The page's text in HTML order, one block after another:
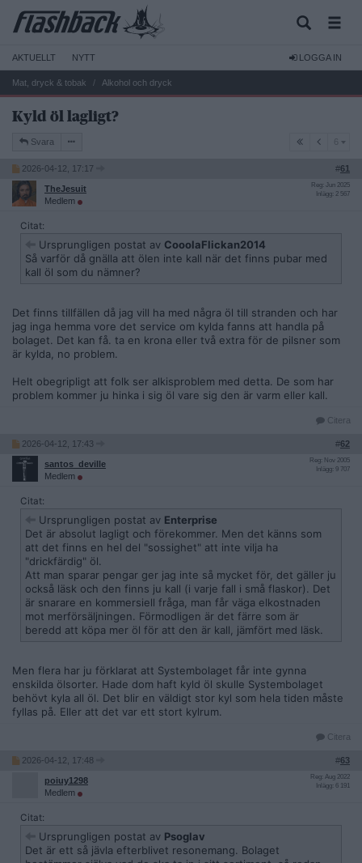
AKTUELLT NYTT LOGGA IN
Mat, dryck & tobak Alkohol och dryck
Kyld öl lagligt?
Svara
2026-04-12, 17:17 #61
TheJesuit
Medlem
Reg: Jun 2025
Inlägg: 2 567
Citat:
Ursprungligen postat av CooolaFlickan2014
Så varför då gnälla att ölen inte kall när det finns pubar med
kall öl som du nämner?
Det finns tillfällen då jag vill ha med några öl till stranden och har
jag inga hemma vore det service om kylda fanns att handla på
bolaget. Det kan få. ta en krona eller två extra för de pilsner som
är kylda, no problem.
Helt obegripligt att folk ser alkisproblem med detta. De som har
problem kommer ju hinka i sig öl vare sig den är varm eller kall.
Citera
2026-04-12, 17:43 #62
santos_deville
Medlem
Reg: Nov 2005
Inlägg: 9 707
Citat:
Ursprungligen postat av Enterprise
Det är absolut lagligt och förekommer. Men det känns som
att det finns en hel del "sossighet" att inte vilja ha
"drickfärdig" öl.
Att man sparar pengar ger jag inte så mycket för, det gäller ju
också läsk och den finns ju kall (i varje fall i små flaskor). Det
är snarare en kommersiell fråga, man får väga elkostnaden
mot merförsäljningen. Förmodligen är det färre som är
beredd att köpa mer öl för att den är kall, jämfört med läsk.
Men flera har ju förklarat att Systembolaget får inte gynna
enskilda ölsorter. Hade dom haft kyld öl skulle Systembolaget
behövt kyla all öl. Det blir en väldigt stor kyl som hela tiden måste
fyllas på. Eller att det var ett stort kylrum.
Citera
2026-04-12, 17:48 #63
poiuy1298
Medlem
Reg: Aug 2022
Inlägg: 6 191
Citat:
Ursprungligen postat av Psoglav
Det är ett så jävla efterblivet resonemang. Bolaget